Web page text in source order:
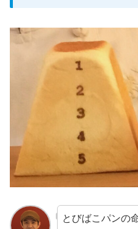
とびばこパンの